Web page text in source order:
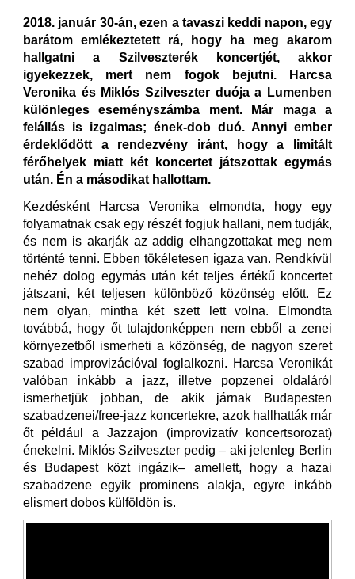
2018. január 30-án, ezen a tavaszi keddi napon, egy
barátom emlékeztetett rá, hogy ha meg akarom
hallgatni a Szilveszterék koncertjét, akkor
igyekezzek, mert nem fogok bejutni. Harcsa
Veronika és Miklós Szilveszter duója a Lumenben
különleges eseményszámba ment. Már maga a
felállás is izgalmas; ének-dob duó. Annyi ember
érdeklődött a rendezvény iránt, hogy a limitált
férőhelyek miatt két koncertet játszottak egymás
után. Én a másodikat hallottam.
Kezdésként Harcsa Veronika elmondta, hogy egy
folyamatnak csak egy részét fogjuk hallani, nem tudják,
és nem is akarják az addig elhangzottakat meg nem
történté tenni. Ebben tökéletesen igaza van. Rendkívül
nehéz dolog egymás után két teljes értékű koncertet
játszani, két teljesen különböző közönség előtt. Ez
nem olyan, mintha két szett lett volna. Elmondta
továbbá, hogy őt tulajdonképpen nem ebből a zenei
környezetből ismerheti a közönség, de nagyon szeret
szabad improvizációval foglalkozni. Harcsa Veronikát
valóban inkább a jazz, illetve popzenei oldaláról
ismerhetjük jobban, de akik járnak Budapesten
szabadzenei/free-jazz koncertekre, azok hallhatták már
őt például a Jazzajon (improvizatív koncertsorozat)
énekelni. Miklós Szilveszter pedig – aki jelenleg Berlin
és Budapest közt ingázik– amellett, hogy a hazai
szabadzene egyik prominens alakja, egyre inkább
elismert dobos külföldön is.